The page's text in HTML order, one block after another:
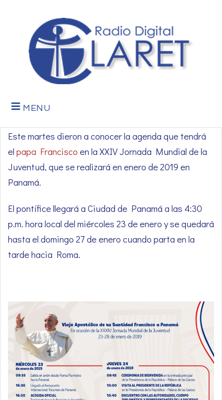
MENU
Este martes dieron a conocer la agenda que tendrá
el papa Francisco en la XXIV Jornada Mundial de la
Juventud, que se realizará en enero de 2019 en
Panamá.
El pontífice llegará a Ciudad de Panamá a las 4:30
p.m. hora local del miércoles 23 de enero y se quedará
hasta el domingo 27 de enero cuando parta en la
tarde hacia Roma.